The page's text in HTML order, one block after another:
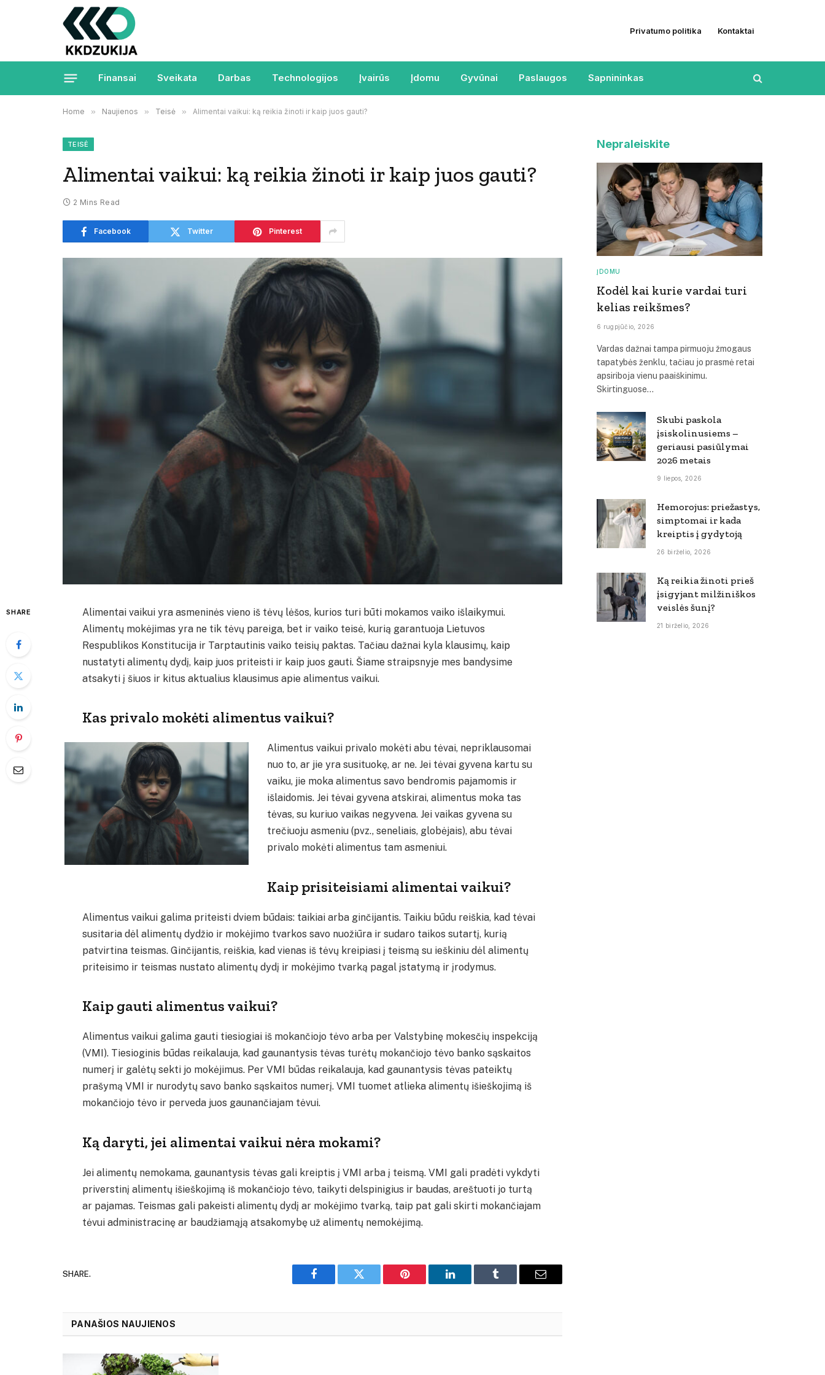
Privatumo politika Kontaktai
Finansai Sveikata Darbas Technologijos Įvairūs Įdomu Gyvūnai Paslaugos Sapnininkas
Home » Naujienos » Teisė » Alimentai vaikui: ką reikia žinoti ir kaip juos gauti?
TEISĖ
Alimentai vaikui: ką reikia žinoti ir kaip juos gauti?
2 Mins Read
Facebook Twitter Pinterest
SHARE
Alimentai vaikui yra asmeninės vieno iš tėvų lėšos, kurios turi būti mokamos vaiko išlaikymui.
Alimentų mokėjimas yra ne tik tėvų pareiga, bet ir vaiko teisė, kurią garantuoja Lietuvos
Respublikos Konstitucija ir Tarptautinis vaiko teisių paktas. Tačiau dažnai kyla klausimų, kaip
nustatyti alimentų dydį, kaip juos priteisti ir kaip juos gauti. Šiame straipsnyje mes bandysime
atsakyti į šiuos ir kitus aktualius klausimus apie alimentus vaikui.
Kas privalo mokėti alimentus vaikui?
Alimentus vaikui privalo mokėti abu tėvai, nepriklausomai
nuo to, ar jie yra susituokę, ar ne. Jei tėvai gyvena kartu su
vaiku, jie moka alimentus savo bendromis pajamomis ir
išlaidomis. Jei tėvai gyvena atskirai, alimentus moka tas
tėvas, su kuriuo vaikas negyvena. Jei vaikas gyvena su
trečiuoju asmeniu (pvz., seneliais, globėjais), abu tėvai
privalo mokėti alimentus tam asmeniui.
Kaip prisiteisiami alimentai vaikui?
Alimentus vaikui galima priteisti dviem būdais: taikiai arba ginčijantis. Taikiu būdu reiškia, kad tėvai
susitaria dėl alimentų dydžio ir mokėjimo tvarkos savo nuožiūra ir sudaro taikos sutartį, kurią
patvirtina teismas. Ginčijantis, reiškia, kad vienas iš tėvų kreipiasi į teismą su ieškiniu dėl alimentų
priteisimo ir teismas nustato alimentų dydį ir mokėjimo tvarką pagal įstatymą ir įrodymus.
Kaip gauti alimentus vaikui?
Alimentus vaikui galima gauti tiesiogiai iš mokančiojo tėvo arba per Valstybinę mokesčių inspekciją
(VMI). Tiesioginis būdas reikalauja, kad gaunantysis tėvas turėtų mokančiojo tėvo banko sąskaitos
numerį ir galėtų sekti jo mokėjimus. Per VMI būdas reikalauja, kad gaunantysis tėvas pateiktų
prašymą VMI ir nurodytų savo banko sąskaitos numerį. VMI tuomet atlieka alimentų išieškojimą iš
mokančiojo tėvo ir perveda juos gaunančiajam tėvui.
Ką daryti, jei alimentai vaikui nėra mokami?
Jei alimentų nemokama, gaunantysis tėvas gali kreiptis į VMI arba į teismą. VMI gali pradėti vykdyti
priverstinį alimentų išieškojimą iš mokančiojo tėvo, taikyti delspinigius ir baudas, areštuoti jo turtą
ar pajamas. Teismas gali pakeisti alimentų dydį ar mokėjimo tvarką, taip pat gali skirti mokančiajam
tėvui administracinę ar baudžiamąją atsakomybę už alimentų nemokėjimą.
SHARE.
Facebook Twitter Pinterest LinkedIn Tumblr Email
PANAŠIOS NAUJIENOS
Nepraleiskite
ĮDOMU
Kodėl kai kurie vardai turi
kelias reikšmes?
6 rugpjūčio, 2026
Vardas dažnai tampa pirmuoju žmogaus
tapatybės ženklu, tačiau jo prasmė retai
apsiriboja vienu paaiškinimu.
Skirtinguose…
Skubi paskola
įsiskolinusiems –
geriausi pasiūlymai
2026 metais
9 liepos, 2026
Hemorojus: priežastys,
simptomai ir kada
kreiptis į gydytoją
26 birželio, 2026
Ką reikia žinoti prieš
įsigyjant milžiniškos
veislės šunį?
21 birželio, 2026